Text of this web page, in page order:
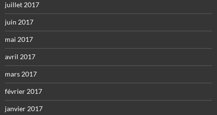
juillet 2017
juin 2017
mai 2017
avril 2017
mars 2017
février 2017
janvier 2017